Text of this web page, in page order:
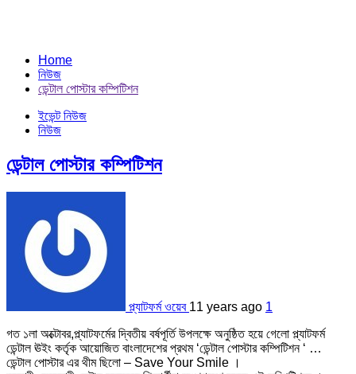
Home
নিউজ
ডেন্টাল পোস্টার কম্পিটিশন
ইভেন্ট নিউজ
নিউজ
ডেন্টাল পোস্টার কম্পিটিশন
প্ল্যাটফর্ম ওয়েব 11 years ago 1
গত ১লা অক্টোবর,প্ল্যাটফর্মের দ্বিতীয় বর্ষপূর্তি উপলক্ষে অনুষ্ঠিত হয়ে গেলো প্ল্যাটফর্ম
ডেন্টাল ঊইং কর্তৃক আয়োজিত বাংলাদেশের প্রথম ‘ডেন্টাল পোস্টার কম্পিটিশন ‘ …
ডেন্টাল পোস্টার এর থীম ছিলো – Save Your Smile ।